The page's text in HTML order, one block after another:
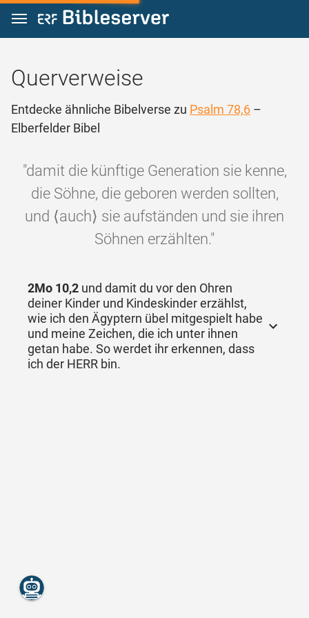
Zum Inhalt springen
Querverweise
Entdecke ähnliche Bibelverse zu Psalm 78,6 –
Elberfelder Bibel
"damit die künftige Generation sie kenne,
die Söhne, die geboren werden sollten,
und ⟨auch⟩ sie aufständen und sie ihren
Söhnen erzählten."
2Mo 10,2 und damit du vor den Ohren
deiner Kinder und Kindeskinder erzählst,
wie ich den Ägyptern übel mitgespielt habe
und meine Zeichen, die ich unter ihnen
getan habe. So werdet ihr erkennen, dass
ich der HERR bin.